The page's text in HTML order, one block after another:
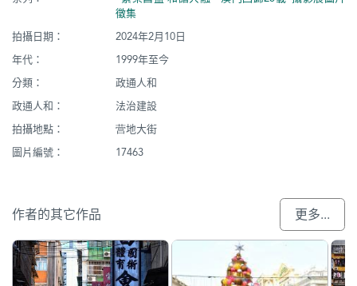
徵集
拍攝日期：
2024年2月10日
年代：
1999年至今
分類：
政通人和
政通人和：
法治建設
拍攝地點：
营地大街
圖片編號：
17463
作者的其它作品 更多...